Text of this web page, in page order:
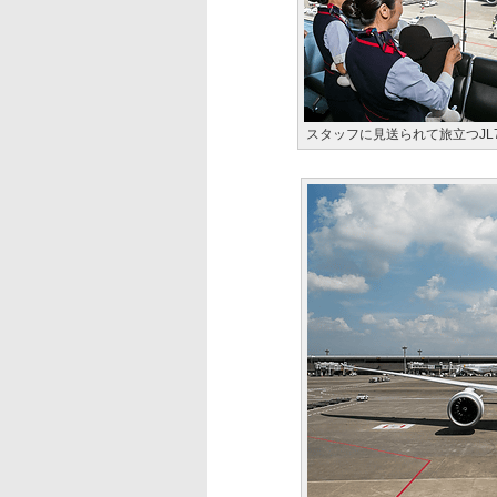
スタッフに見送られて旅立つ